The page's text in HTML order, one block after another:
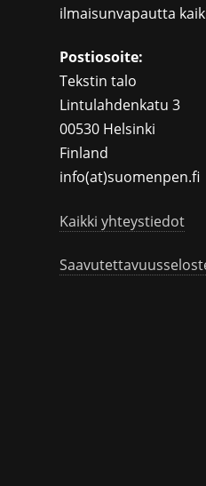
ilmaisunvapautta
Postiosoite:
Tekstin talo
Lintulahdenkatu 3
00530 Helsinki
Finland
info(at)suomenpen.fi
Kaikki yhteystiedot